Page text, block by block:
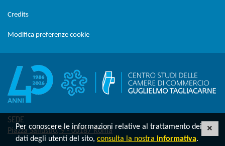
Credits
Modifica preferenze cookie
SEDE
Piazza Sallustio, 9 - 00187 Roma
Per conoscere le informazioni relative al trattamento dei
dati degli utenti del sito, consulta la nostra informativa.